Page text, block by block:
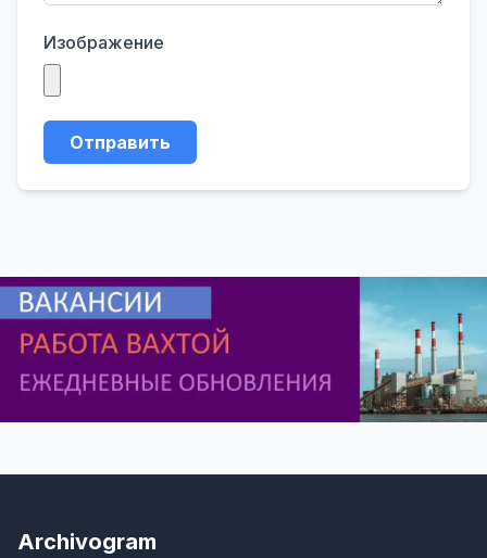
Изображение
Отправить
Archivogram